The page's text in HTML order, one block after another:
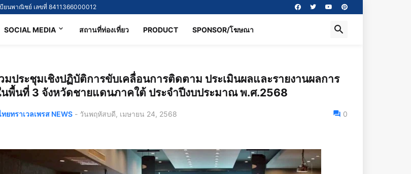
บียนพาณิชย์ เลขที่ 8411366000012
SOCIAL MEDIA สถานที่ท่องเที่ยว PRODUCT SPONSOR/โฆษณา
มประชุมเชิงปฏิบัติการขับเคลื่อนการติดตาม ประเมินผลและรายงานผลการ
พื้นที่ 3 จังหวัดชายแดนภาคใต้ ประจำปีงบประมาณ พ.ศ.2568
ทยทราเวลเพรส NEWS - วันพฤหัสบดี, เมษายน 24, 2568 0